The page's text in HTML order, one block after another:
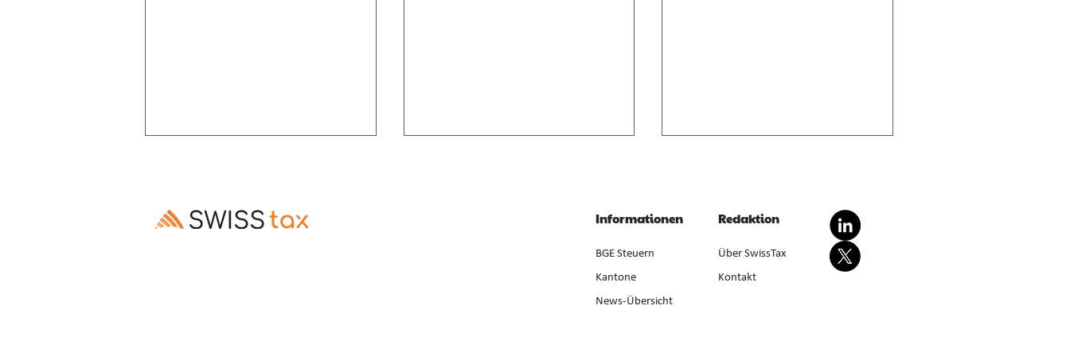
Ausschluss des Rentenaufschubs bei
Altersrenten, die Invalidenrenten
Liquidationsgewinn aus
Neubewertung von Anlagevermögen
ist gesondert steuerbar, bei Aufgabe
der Erwerbstätigkeit (E. 5.4.1–5.4.3).
Informationen
BGE Steuern
Kantone
Redaktion
Über SwissTax
Kontakt
News-Übersicht